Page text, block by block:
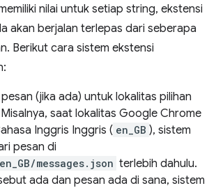
nilai untuk setiap string, ekstensi
akan berjalan terlepas dari seberapa
Berikut cara sistem ekstensi
(jika ada) untuk lokalitas pilihan
saat lokalitas Google Chrome
Inggris Inggris ( en_GB ), sistem
pesan di
messages.json terlebih dahulu.
ada dan pesan ada di sana, sistem